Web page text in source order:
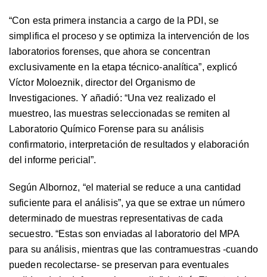
“Con esta primera instancia a cargo de la PDI, se
simplifica el proceso y se optimiza la intervención de los
laboratorios forenses, que ahora se concentran
exclusivamente en la etapa técnico-analítica”, explicó
Víctor Moloeznik, director del Organismo de
Investigaciones. Y añadió: “Una vez realizado el
muestreo, las muestras seleccionadas se remiten al
Laboratorio Químico Forense para su análisis
confirmatorio, interpretación de resultados y elaboración
del informe pericial”.
Según Albornoz, “el material se reduce a una cantidad
suficiente para el análisis”, ya que se extrae un número
determinado de muestras representativas de cada
secuestro. “Estas son enviadas al laboratorio del MPA
para su análisis, mientras que las contramuestras -cuando
pueden recolectarse- se preservan para eventuales